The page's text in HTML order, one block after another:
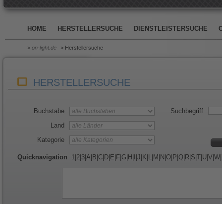
HOME HERSTELLERSUCHE DIENSTLEISTERSUCHE
> on-light.de > Herstellersuche
HERSTELLERSUCHE
Buchstabe
Land
Kategorie
Suchbegriff
Quicknavigation 1 2 3 A B C D E F G H J K L M N O P Q R S T U V W